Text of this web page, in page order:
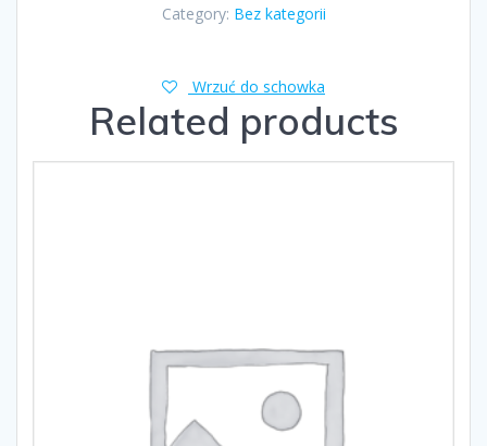
Category: Bez kategorii
Wrzuć do schowka
Related products